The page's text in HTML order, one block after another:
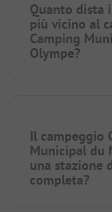
Quanto dista
più vicino al
Camping
Olympe?
Il campeggio
Municipal du
una stazione
completa?